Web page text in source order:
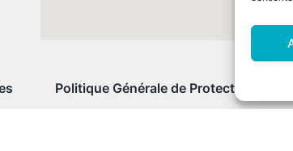
Politique Générale de Protection des